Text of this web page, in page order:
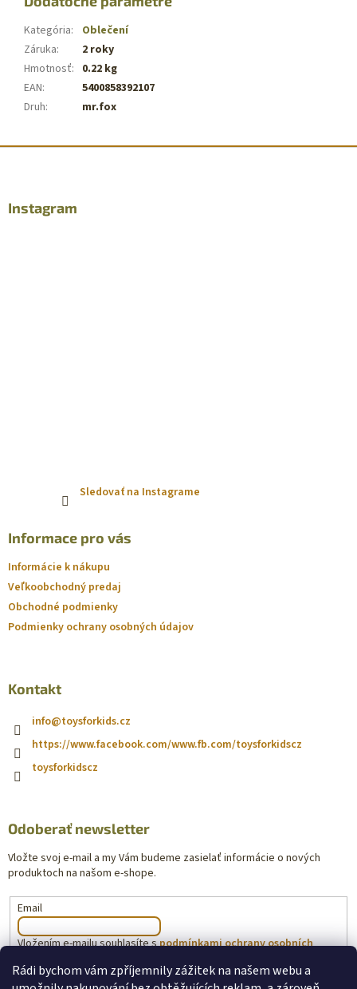
Rádi bychom vám zpříjemnily zážitek na našem webu a
Kategória:
Oblečení
Záruka:
2 roky
Hmotnosť: 0.22 kg
EAN:
5400858392107
Druh: mr.fox
Instagram
Sledovať na Instagrame
Informace pro vás
Informácie k nákupu
Veľkoobchodný predaj
Obchodné podmienky
Podmienky ochrany osobných údajov
Kontakt
info@toysforkids.cz
https://www.facebook.com/www.fb.com/toysforkidscz
toysforkidscz
Odoberať newsletter
Vložte svoj e-mail a my Vám budeme zasielať informácie o nových
produktoch na našom e-shope.
Email
Vložením e-mailu souhlasíte spodmínkami ochrany osobních